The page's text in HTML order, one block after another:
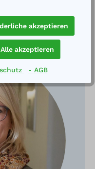
akzeptieren
Alle akzeptieren
- AGB